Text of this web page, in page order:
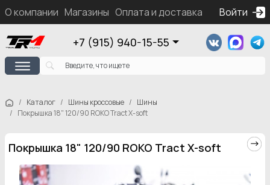
О компании Магазины Оплата и доставка Контакты
Войти
+7 (915) 940-15-55
Каталог Шины кроссовые
Шины
Покрышка 18" 120/90 ROKO Tract X-soft
Покрышка 18" 120/90 ROKO Tract X-soft